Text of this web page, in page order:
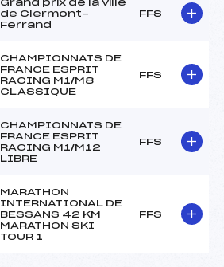
Grand prix de la ville
de Clermont-
Ferrand
FFS
CHAMPIONNATS DE
FRANCE ESPRIT
RACING M1/M8
CLASSIQUE
FFS
CHAMPIONNATS DE
FRANCE ESPRIT
RACING M1/M12
LIBRE
FFS
MARATHON
INTERNATIONAL DE
BESSANS 42 KM
MARATHON SKI
TOUR 1
FFS